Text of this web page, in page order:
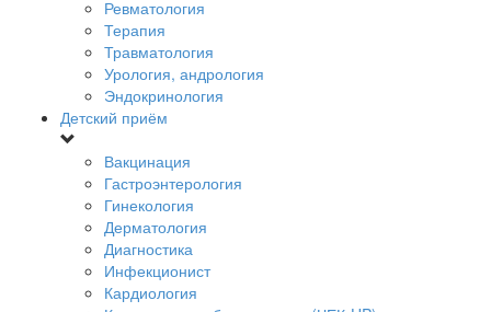
Ревматология
Терапия
Травматология
Урология, андрология
Эндокринология
Детский приём
Вакцинация
Гастроэнтерология
Гинекология
Дерматология
Диагностика
Инфекционист
Кардиология